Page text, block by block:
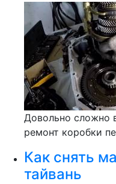
Довольно сложно
ремонт коробки
Как снять
тайвань